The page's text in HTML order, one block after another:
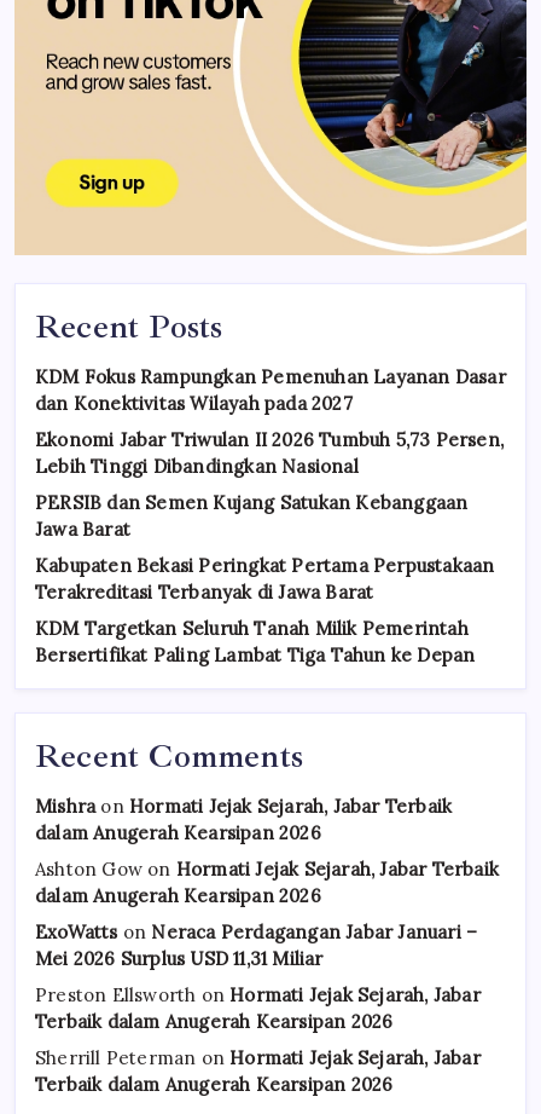
Recent Posts
KDM Fokus Rampungkan Pemenuhan Layanan Dasar
dan Konektivitas Wilayah pada 2027
Ekonomi Jabar Triwulan II 2026 Tumbuh 5,73 Persen,
Lebih Tinggi Dibandingkan Nasional
PERSIB dan Semen Kujang Satukan Kebanggaan
Jawa Barat
Kabupaten Bekasi Peringkat Pertama Perpustakaan
Terakreditasi Terbanyak di Jawa Barat
KDM Targetkan Seluruh Tanah Milik Pemerintah
Bersertifikat Paling Lambat Tiga Tahun ke Depan
Recent Comments
Mishraon Hormati Jejak Sejarah, Jabar Terbaik
dalam Anugerah Kearsipan 2026
Ashton Gow on Hormati Jejak Sejarah, Jabar Terbaik
dalam Anugerah Kearsipan 2026
ExoWattson Neraca Perdagangan Jabar Januari –
Mei 2026 Surplus USD 11,31 Miliar
Preston Ellsworth on Hormati Jejak Sejarah, Jabar
Terbaik dalam Anugerah Kearsipan 2026
Sherrill Peterman on Hormati Jejak Sejarah, Jabar
Terbaik dalam Anugerah Kearsipan 2026